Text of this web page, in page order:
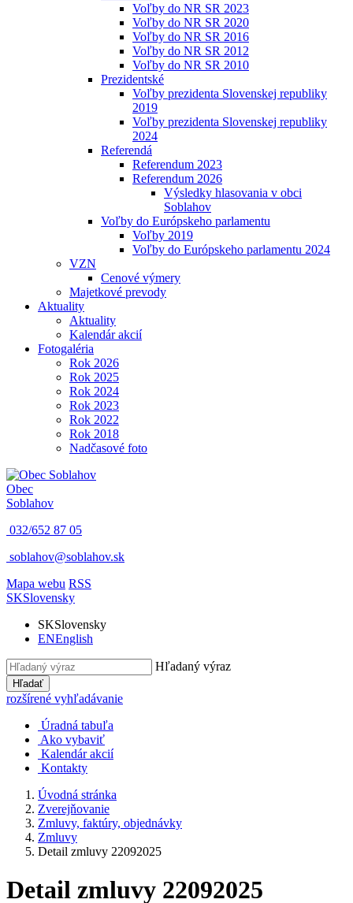
Voľby do NR SR 2023
Voľby do NR SR 2020
Voľby do NR SR 2016
Voľby do NR SR 2012
Voľby do NR SR 2010
Prezidentské
Voľby prezidenta Slovenskej republiky
2019
Voľby prezidenta Slovenskej republiky
2024
Referendá
Referendum 2023
Referendum 2026
Výsledky hlasovania v obci
Soblahov
Voľby do Európskeho parlamentu
Voľby 2019
Voľby do Európskeho parlamentu 2024
VZN
Cenové výmery
Majetkové prevody
Aktuality
Aktuality
Kalendár akcií
Fotogaléria
Rok 2026
Rok 2025
Rok 2024
Rok 2023
Rok 2022
Rok 2018
Nadčasové foto
Obec
Soblahov
032/652 87 05
soblahov@soblahov.sk
Mapa webu RSS
SKSlovensky
SKSlovensky
ENEnglish
Hľadaný výraz
Hľadať
rozšírené vyhľadávanie
Úradná tabuľa
Ako vybaviť
Kalendár akcií
Kontakty
Úvodná stránka
Zverejňovanie
Zmluvy, faktúry, objednávky
Zmluvy
Detail zmluvy 22092025
Detail zmluvy 22092025